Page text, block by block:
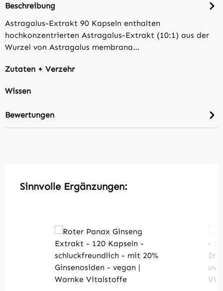
Beschreibung
Astragalus-Extrakt 90 Kapseln enthalten
hochkonzentrierten Astragalus-Extrakt (10:1) aus der
Wurzel von Astragalus membrana…
Zutaten + Verzehr
Wissen
Bewertungen
Produktgalerie überspringen
Sinnvolle Ergänzungen: